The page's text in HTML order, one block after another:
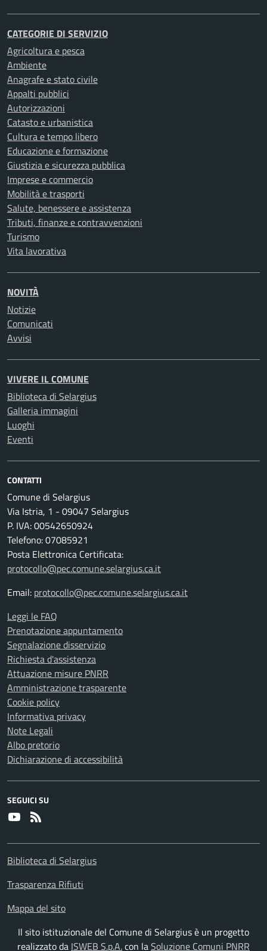
CATEGORIE DI SERVIZIO
Agricoltura e pesca
Ambiente
Anagrafe e stato civile
Appalti pubblici
Autorizzazioni
Catasto e urbanistica
Cultura e tempo libero
Educazione e formazione
Giustizia e sicurezza pubblica
Imprese e commercio
Mobilità e trasporti
Salute, benessere e assistenza
Tributi, finanze e contravvenzioni
Turismo
Vita lavorativa
NOVITÀ
Notizie
Comunicati
Avvisi
VIVERE IL COMUNE
Biblioteca di Selargius
Galleria immagini
Luoghi
Eventi
CONTATTI
Comune di Selargius
Via Istria, 1 - 09047 Selargius
P. IVA: 00542650924
Telefono: 07085921
Posta Elettronica Certificata:
protocollo@pec.comune.selargius.ca.it
Email: protocollo@pec.comune.selargius.ca.it
Leggi le FAQ
Prenotazione appuntamento
Segnalazione disservizio
Richiesta d'assistenza
Attuazione misure PNRR
Amministrazione trasparente
Cookie policy
Informativa privacy
Note Legali
Albo pretorio
Dichiarazione di accessibilità
SEGUICI SU
Youtube
Biblioteca di Selargius
Trasparenza Rifiuti
Mappa del sito
Il sito istituzionale del Comune di Selargius è un progetto
realizzato da ISWEB S.p.A.con laSoluzione Comuni PNRR